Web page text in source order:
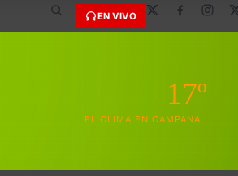
EN VIVO
17º
EL CLIMA EN CAMPANA